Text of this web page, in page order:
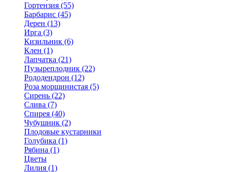
Гортензия (55)
Барбарис (45)
Дерен (13)
Ирга (3)
Кизильник (6)
Клен (1)
Лапчатка (21)
Пузыреплодник (22)
Рододендрон (12)
Роза морщинистая (5)
Сирень (22)
Слива (7)
Спирея (40)
Чубушник (2)
Плодовые кустарники
Голубика (1)
Рябина (1)
Цветы
Лилия (1)